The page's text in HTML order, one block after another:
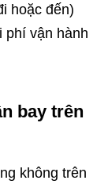
hoặc đến)
phí vận hành
bay trên
không trên